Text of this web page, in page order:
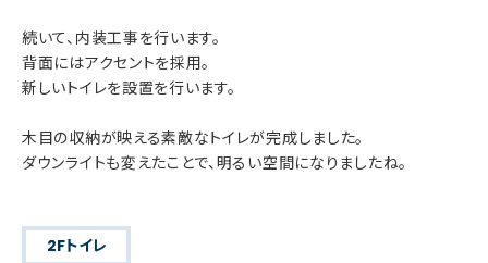
続いて、内装工事を行います。
背面にはアクセントを採用。
新しいトイレを設置を行います。
木目の収納が映える素敵なトイレが完成しました。
ダウンライトも変えたことで、明るい空間になりましたね。
2Fトイレ